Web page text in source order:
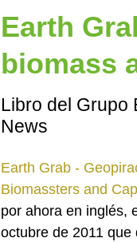
Earth
biomass
Libro del Grupo
News
Earth Grab -
Biomassters and
por ahora en inglés,
octubre de 2011